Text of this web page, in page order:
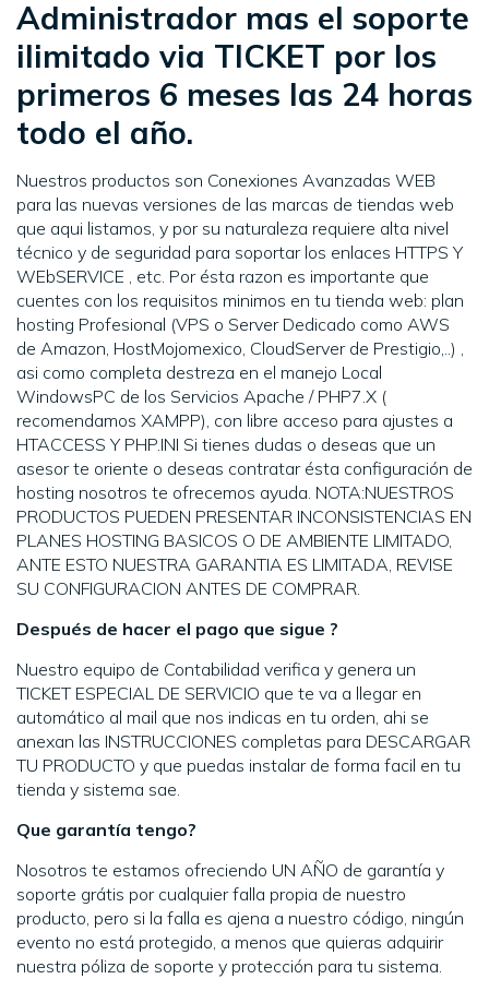
Administrador mas el soporte
ilimitado via TICKET por los
primeros 6 meses las 24 horas
todo el año.
Nuestros productos son Conexiones Avanzadas WEB
para las nuevas versiones de las marcas de tiendas web
que aqui listamos, y por su naturaleza requiere alta nivel
técnico y de seguridad para soportar los enlaces HTTPS Y
WEbSERVICE , etc. Por ésta razon es importante que
cuentes con los requisitos minimos en tu tienda web: plan
hosting Profesional (VPS o Server Dedicado como AWS
de Amazon, HostMojomexico, CloudServer de Prestigio,..) ,
asi como completa destreza en el manejo Local
WindowsPC de los Servicios Apache / PHP7.X (
recomendamos XAMPP), con libre acceso para ajustes a
HTACCESS Y PHP.INI Si tienes dudas o deseas que un
asesor te oriente o deseas contratar ésta configuración de
hosting nosotros te ofrecemos ayuda. NOTA:NUESTROS
PRODUCTOS PUEDEN PRESENTAR INCONSISTENCIAS EN
PLANES HOSTING BASICOS O DE AMBIENTE LIMITADO,
ANTE ESTO NUESTRA GARANTIA ES LIMITADA, REVISE
SU CONFIGURACION ANTES DE COMPRAR.
Después de hacer el pago que sigue ?
Nuestro equipo de Contabilidad verifica y genera un
TICKET ESPECIAL DE SERVICIO que te va a llegar en
automático al mail que nos indicas en tu orden, ahi se
anexan las INSTRUCCIONES completas para DESCARGAR
TU PRODUCTO y que puedas instalar de forma facil en tu
tienda y sistema sae.
Que garantía tengo?
Nosotros te estamos ofreciendo UN AÑO de garantía y
soporte grátis por cualquier falla propia de nuestro
producto, pero si la falla es ajena a nuestro código, ningún
evento no está protegido, a menos que quieras adquirir
nuestra póliza de soporte y protección para tu sistema.